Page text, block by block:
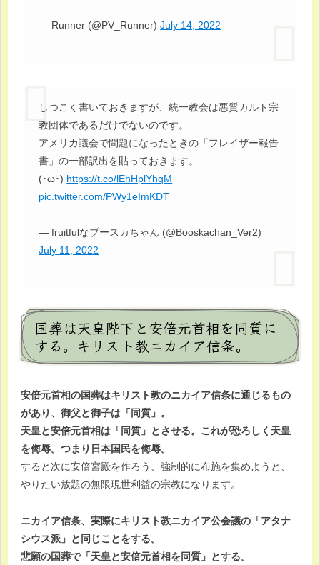
— Runner (@PV_Runner)July 14, 2022
しつこく書いておきますが、統一教会は悪質カルト宗
教団体であるだけでないのです。
アメリカ議会で問題になったときの「フレイザー報告
書」の一部訳出を貼っておきます。
(･ω･) https://t.co/lEhHplYhqM
pic.twitter.com/PWy1eImKDT
— fruitfulなブースカちゃん (@Booskachan_Ver2)
July 11, 2022
国葬は天皇陛下と安倍元首相を同質に
する。キリスト教ニカイア信条。
安倍元首相の国葬はキリスト教のニカイア信条に通じるもの
があり、御父と御子は「同質」。
天皇と安倍元首相は「同質」とさせる。これが恐ろしく天皇
を侮辱。つまり日本国民を侮辱。
すると次に安倍宮殿を作ろう、強制的に布施を集めようと、
やりたい放題の無限現世利益の宗教になります。
ニカイア信条、実際にキリスト教ニカイア公会議の「アタナ
シウス派」と同じことをする。
悲願の国葬で「天皇と安倍元首相を同質」とする。